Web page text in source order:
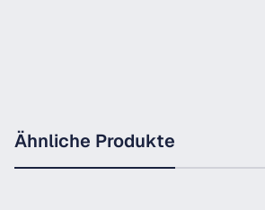
Ähnliche Produkte